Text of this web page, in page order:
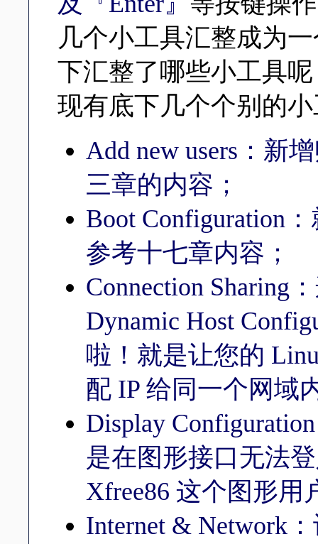
几个小工具汇整成为
下汇整了哪些小工具
现有底下几个个别的
Add new users：新
三章的内容；
Boot Configuration
参考十七章内容；
Connection Sharing
Dynamic Host
啦！就是让您的
配 IP 给同一个网域
Display
是在图形接口无法
Xfree86 这个图形用
Internet & Network